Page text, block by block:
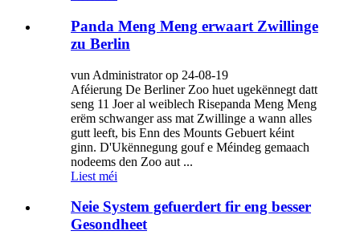
Panda Meng Meng erwaart Zwillinge
zu Berlin
vun Administrator op 24-08-19
Aféierung De Berliner Zoo huet ugekënnegt datt
seng 11 Joer al weiblech Risepanda Meng Meng
erëm schwanger ass mat Zwillinge a wann alles
gutt leeft, bis Enn des Mounts Gebuert kéint
ginn. D'Ukënnegung gouf e Méindeg gemaach
nodeems den Zoo aut ...
Liest méi
Neie System gefuerdert fir eng besser
Gesondheet